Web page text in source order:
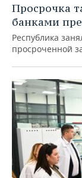
Просрочка
банками
Республика
просроченной